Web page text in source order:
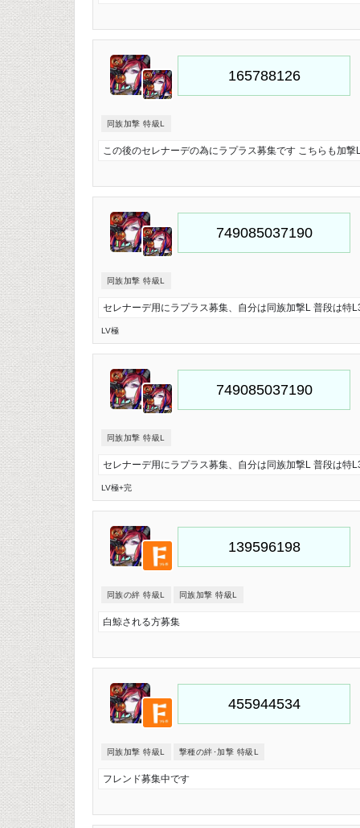
同族加撃 特級L
この後のセレナーデの為にラプラス募集です こちらも加
同族加撃 特級L
セレナーデ用にラプラス募集、自分は同族加撃L 普段は特
LV極
同族加撃 特級L
セレナーデ用にラプラス募集、自分は同族加撃L 普段は特
LV極+完
同族の絆 特級L 同族加撃 特級L
白鯨される方募集
同族加撃 特級L 撃種の絆･加撃 特級L
フレンド募集中です